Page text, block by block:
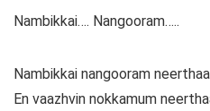
Nambikkai…. Nangooram…..
Nambikkai nangooram
En vaazhvin nokkamum